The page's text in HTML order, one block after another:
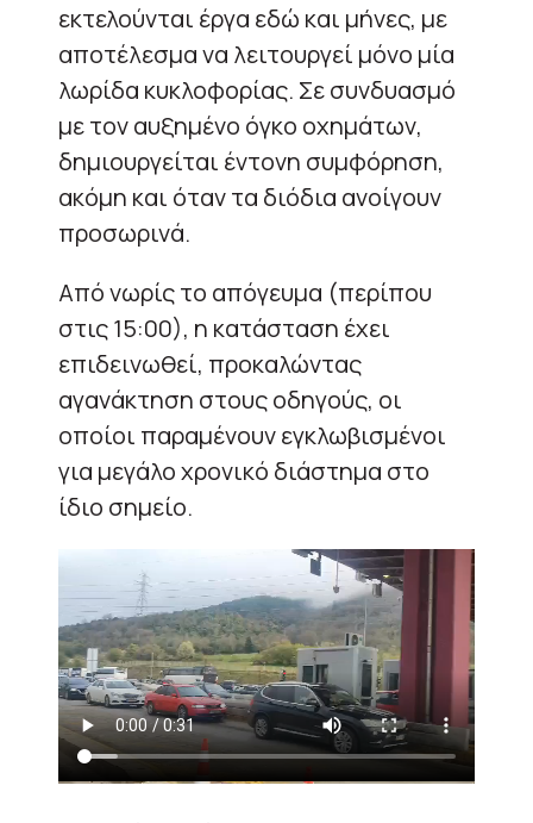
εκτελούνται έργα εδώ και μήνες, με
αποτέλεσμα να λειτουργεί μόνο μία
λωρίδα κυκλοφορίας. Σε συνδυασμό
με τον αυξημένο όγκο οχημάτων,
δημιουργείται έντονη συμφόρηση,
ακόμη και όταν τα διόδια ανοίγουν
προσωρινά.
Από νωρίς το απόγευμα (περίπου
στις 15:00), η κατάσταση έχει
επιδεινωθεί, προκαλώντας
αγανάκτηση στους οδηγούς, οι
οποίοι παραμένουν εγκλωβισμένοι
για μεγάλο χρονικό διάστημα στο
ίδιο σημείο.